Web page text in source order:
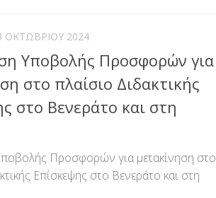
ΟΚΤΩΒΡΊΟΥ 2024
Υποβολής Προσφορών για
στο πλαίσιο Διδακτικής
στο Βενεράτο και στη
Προσφορών για μετακίνηση στο
Επίσκεψης στο Βενεράτο και στη